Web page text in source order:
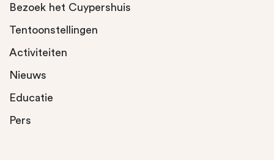
Bezoek het Cuypershuis
Tentoonstellingen
Activiteiten
Nieuws
Educatie
Pers